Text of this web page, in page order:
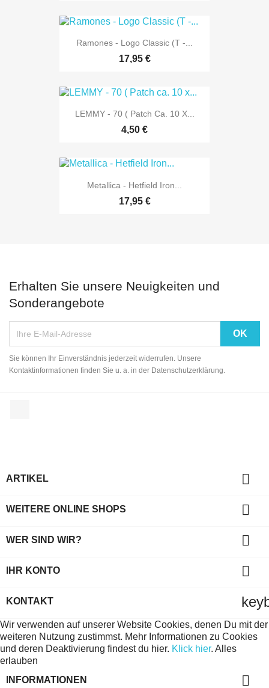
Ramones - Logo Classic (T -...
17,95 €
LEMMY - 70 ( Patch Ca. 10 X...
4,50 €
Metallica - Hetfield Iron...
17,95 €
Erhalten Sie unsere Neuigkeiten und
Sonderangebote
Sie können Ihr Einverständnis jederzeit widerrufen. Unsere
Kontaktinformationen finden Sie u. a. in der Datenschutzerklärung.
ARTIKEL 
WEITERE ONLINE SHOPS 
WER SIND WIR? 
IHR KONTO 
KONTAKT
Wir verwenden auf unserer Website Cookies, denen Du mit der
weiteren Nutzung zustimmst. Mehr Informationen zu Cookies
und deren Deaktivierung findest du hier. Klick hier. Alles
erlauben
INFORMATIONEN
